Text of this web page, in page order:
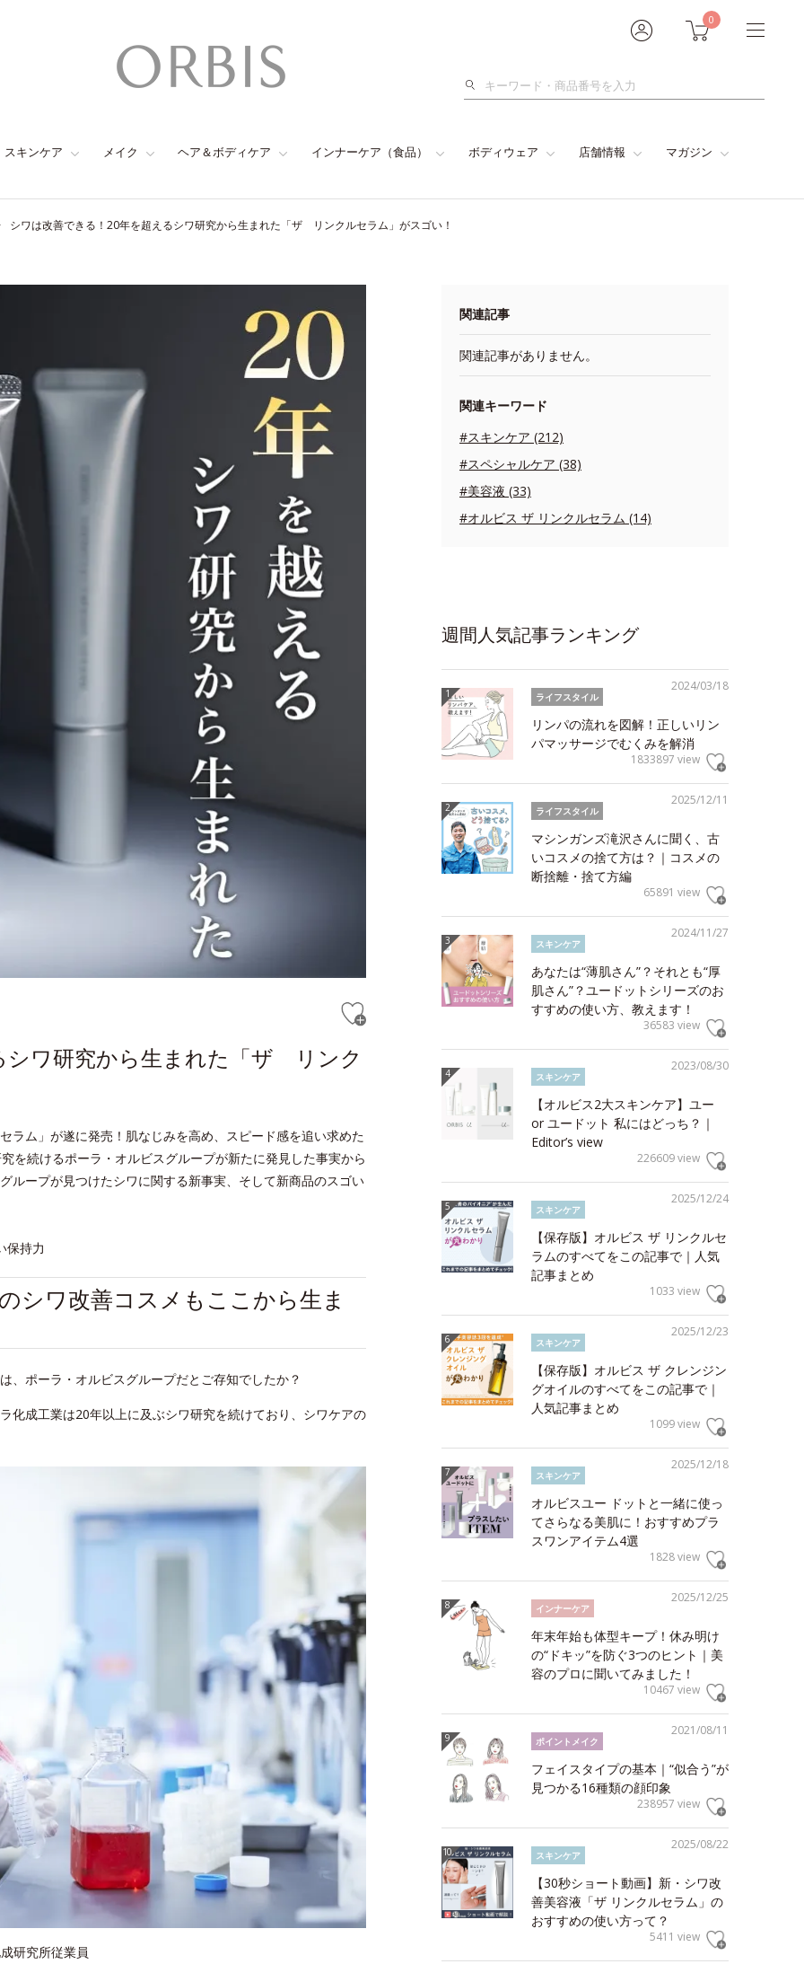
0
検
スキンケア メイク ヘア＆ボディケア インナーケア（食品） ボディウェア 店舗情報 マガジン
シワは改善できる！20年を超えるシワ研究から生まれた「ザ リンクルセラム」がスゴい！
シワ研究から生まれた「ザ リンク
ム」が遂に発売！肌なじみを高め、スピード感を追い求めた
を続けるポーラ・オルビスグループが新たに発見した事実から
ループが見つけたシワに関する新事実、そして新商品のスゴい
保持力
シワ改善コスメもここから生ま
、ポーラ・オルビスグループだとご存知でしたか？
化成工業は20年以上に及ぶシワ研究を続けており、シワケアの
研究所従業員
関連記事
関連記事がありません。
関連キーワード
#スキンケア (212)
#スペシャルケア (38)
#美容液 (33)
#オルビス ザ リンクルセラム (14)
週間人気記事ランキング
2024/03/18
ライフスタイル
リンパの流れを図解！正しいリン
パマッサージでむくみを解消
1833897 view
2025/12/11
ライフスタイル
マシンガンズ滝沢さんに聞く、古
いコスメの捨て方は？｜コスメの
断捨離・捨て方編
65891 view
2024/11/27
スキンケア
あなたは“薄肌さん”？それとも“厚
肌さん”？ユードットシリーズのお
すすめの使い方、教えます！
36583 view
2023/08/30
スキンケア
【オルビス2大スキンケア】ユー
or ユードット 私にはどっち？｜
Editor’s view
226609 view
2025/12/24
スキンケア
【保存版】オルビス ザ リンクルセ
ラムのすべてをこの記事で｜人気
記事まとめ
1033 view
2025/12/23
スキンケア
【保存版】オルビス ザ クレンジン
グオイルのすべてをこの記事で｜
人気記事まとめ
1099 view
2025/12/18
スキンケア
オルビスユー ドットと一緒に使っ
てさらなる美肌に！おすすめプラ
スワンアイテム4選
1828 view
2025/12/25
インナーケア
年末年始も体型キープ！休み明け
の“ドキッ”を防ぐ3つのヒント｜美
容のプロに聞いてみました！
10467 view
2021/08/11
ポイントメイク
フェイスタイプの基本｜“似合う”が
見つかる16種類の顔印象
238957 view
2025/08/22
スキンケア
【30秒ショート動画】新・シワ改
善美容液「ザ リンクルセラム」の
おすすめの使い方って？
5411 view